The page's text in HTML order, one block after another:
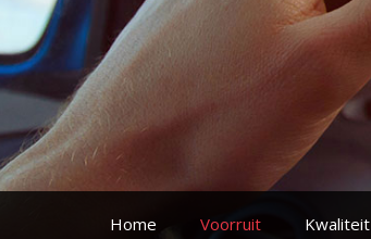
Home Voorruit Kwaliteit